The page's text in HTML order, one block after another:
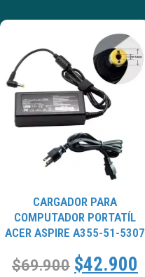
CARGADOR PARA
COMPUTADOR PORTATÍL
ACER ASPIRE A355-51-5307
$69.900 $42.900